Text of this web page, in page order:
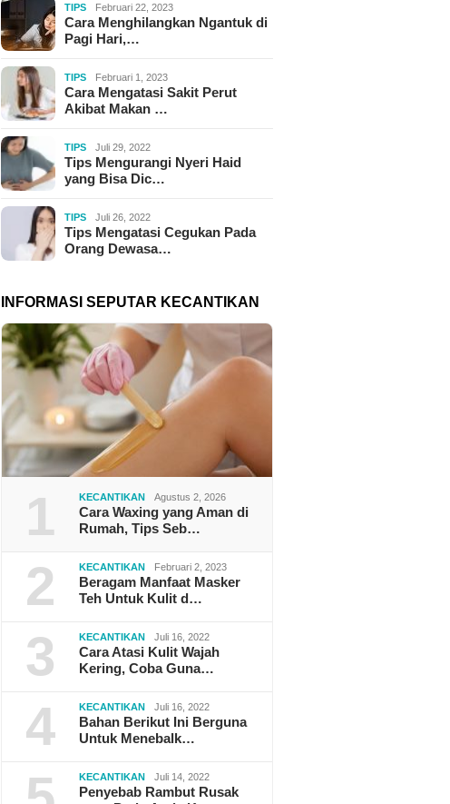
TIPS Februari 22, 2023
Cara Menghilangkan Ngantuk di
Pagi Hari,…
TIPS Februari 1, 2023
Cara Mengatasi Sakit Perut
Akibat Makan …
TIPS Juli 29, 2022
Tips Mengurangi Nyeri Haid
yang Bisa Dic…
TIPS Juli 26, 2022
Tips Mengatasi Cegukan Pada
Orang Dewasa…
INFORMASI SEPUTAR KECANTIKAN
1 KECANTIKAN Agustus 2, 2026
Cara Waxing yang Aman di
Rumah, Tips Seb…
2 KECANTIKAN Februari 2, 2023
Beragam Manfaat Masker
Teh Untuk Kulit d…
3 KECANTIKAN Juli 16, 2022
Cara Atasi Kulit Wajah
Kering, Coba Guna…
4 KECANTIKAN Juli 16, 2022
Bahan Berikut Ini Berguna
Untuk Menebalk…
KECANTIKAN Juli 14, 2022
Penyebab Rambut Rusak